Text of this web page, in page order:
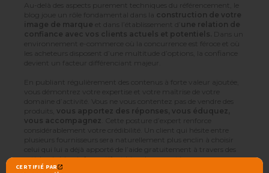
Au-delà des aspects purement techniques du référencement, le
blog joue un rôle fondamental dans la construction de votre
image de marque et dans l’établissement d’ une relation de
confiance avec vos clients actuels et potentiels.
Dans un
environnement e-commerce où la concurrence est féroce et où
les acheteurs disposent d’une multitude d’options, la confiance
devient un facteur différenciant majeur.
En publiant régulièrement des contenus à forte valeur ajoutée,
vous démontrez votre expertise et votre maîtrise de votre
domaine d’activité. Vous ne vous contentez pas de vendre des
produits,
vous apportez des réponses, vous éduquez,
vous accompagnez . Cette posture d’expert renforce
considérablement votre crédibilité. Un client qui hésite entre
plusieurs fournisseurs sera naturellement plus enclin à choisir
celui qui lui a déjà apporté de l’aide gratuitement à travers des
articles de blog informatifs et bien documentés.